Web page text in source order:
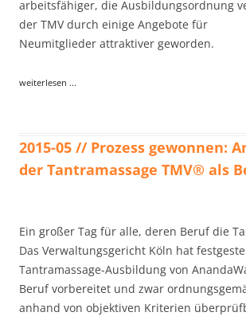
arbeitsfähiger, die Ausbildungsordnung
der TMV durch einige Angebote für
Neumitglieder attraktiver geworden.
weiterlesen ...
2015-05 // Prozess gewonnen:
der Tantramassage TMV® als
Ein großer Tag für alle, deren Beruf die
Das Verwaltungsgericht Köln hat
Tantramassage-Ausbildung von
Beruf vorbereitet und zwar
anhand von objektiven Kriterien